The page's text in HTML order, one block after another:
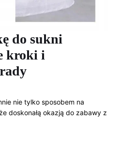
do sukni
kroki i
nie tylko sposobem na
doskonałą okazją do zabawy z